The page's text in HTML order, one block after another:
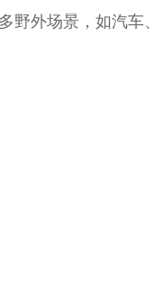
野外场景，如汽车